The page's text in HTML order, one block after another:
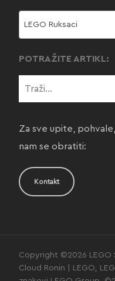
LEGO Ruksaci
POTRAŽITE ARTIKL:
Za sve upite,
nam se obratiti:
Kontakt
Copyright ©2026 LEGO
Cloud Ronin | LEGO,